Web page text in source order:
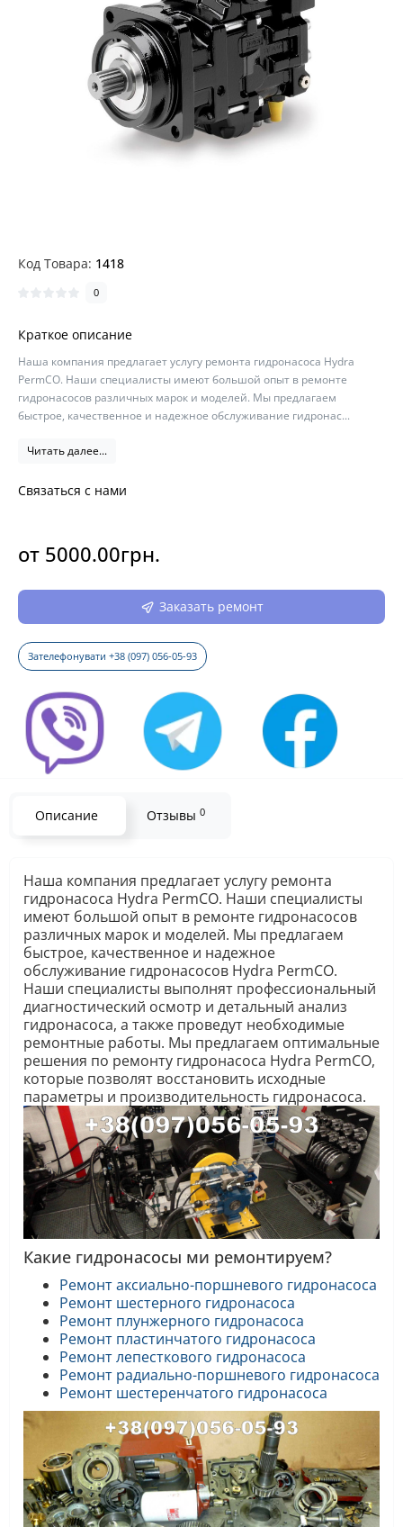
Код Товара: 1418
0
Краткое описание
Наша компания предлагает услугу ремонта гидронасоса Hydra
PermCO. Наши специалисты имеют большой опыт в ремонте
гидронасосов различных марок и моделей. Мы предлагаем
быстрое, качественное и надежное обслуживание гидронас...
Читать далее...
Связаться с нами
от 5000.00грн.
Заказать ремонт
Зателефонувати +38 (097) 056-05-93
Описание Отзывы 0
Наша компания предлагает услугу ремонта
гидронасоса Hydra PermCO. Наши специалисты
имеют большой опыт в ремонте гидронасосов
различных марок и моделей. Мы предлагаем
быстрое, качественное и надежное
обслуживание гидронасосов Hydra PermCO.
Наши специалисты выполнят профессиональный
диагностический осмотр и детальный анализ
гидронасоса, а также проведут необходимые
ремонтные работы. Мы предлагаем оптимальные
решения по ремонту гидронасоса Hydra PermCO,
которые позволят восстановить исходные
параметры и производительность гидронасоса.
Какие гидронасосы ми ремонтируем?
Ремонт аксиально-поршневого гидронасоса
Ремонт шестерного гидронасоса
Ремонт плунжерного гидронасоса
Ремонт пластинчатого гидронасоса
Ремонт лепесткового гидронасоса
Ремонт радиально-поршневого гидронасоса
Ремонт шестеренчатого гидронасоса